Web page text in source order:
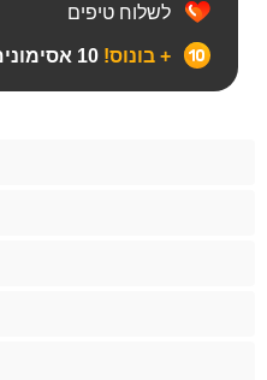
לשלוח טיפים
+ בונוס!